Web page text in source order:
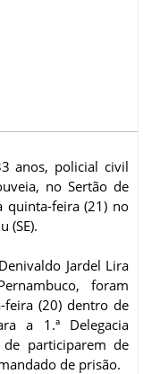
anos, policial civil
no Sertão de
quinta-feira (21) no
(SE).
Jardel Lira
foram
feira (20) dentro de
a 1.ª Delegacia
participarem de
de prisão.